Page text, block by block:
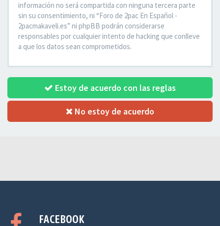
información no será compartida con ninguna tercera parte
sin su consentimiento, ni “Foro de 2pac En Español -
2pacmakaveli.es” ni phpBB podrán considerarse
responsables por cualquier intento de hacking que conlleve
a que los datos sean comprometidos.
Estoy de acuerdo con las reglas
No estoy de acuerdo
FACEBOOK